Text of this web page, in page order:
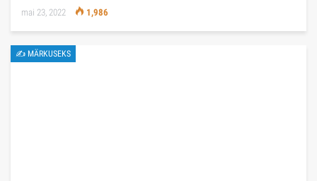
mai 23, 2022 1,986
✍ MÄRKUSEKS